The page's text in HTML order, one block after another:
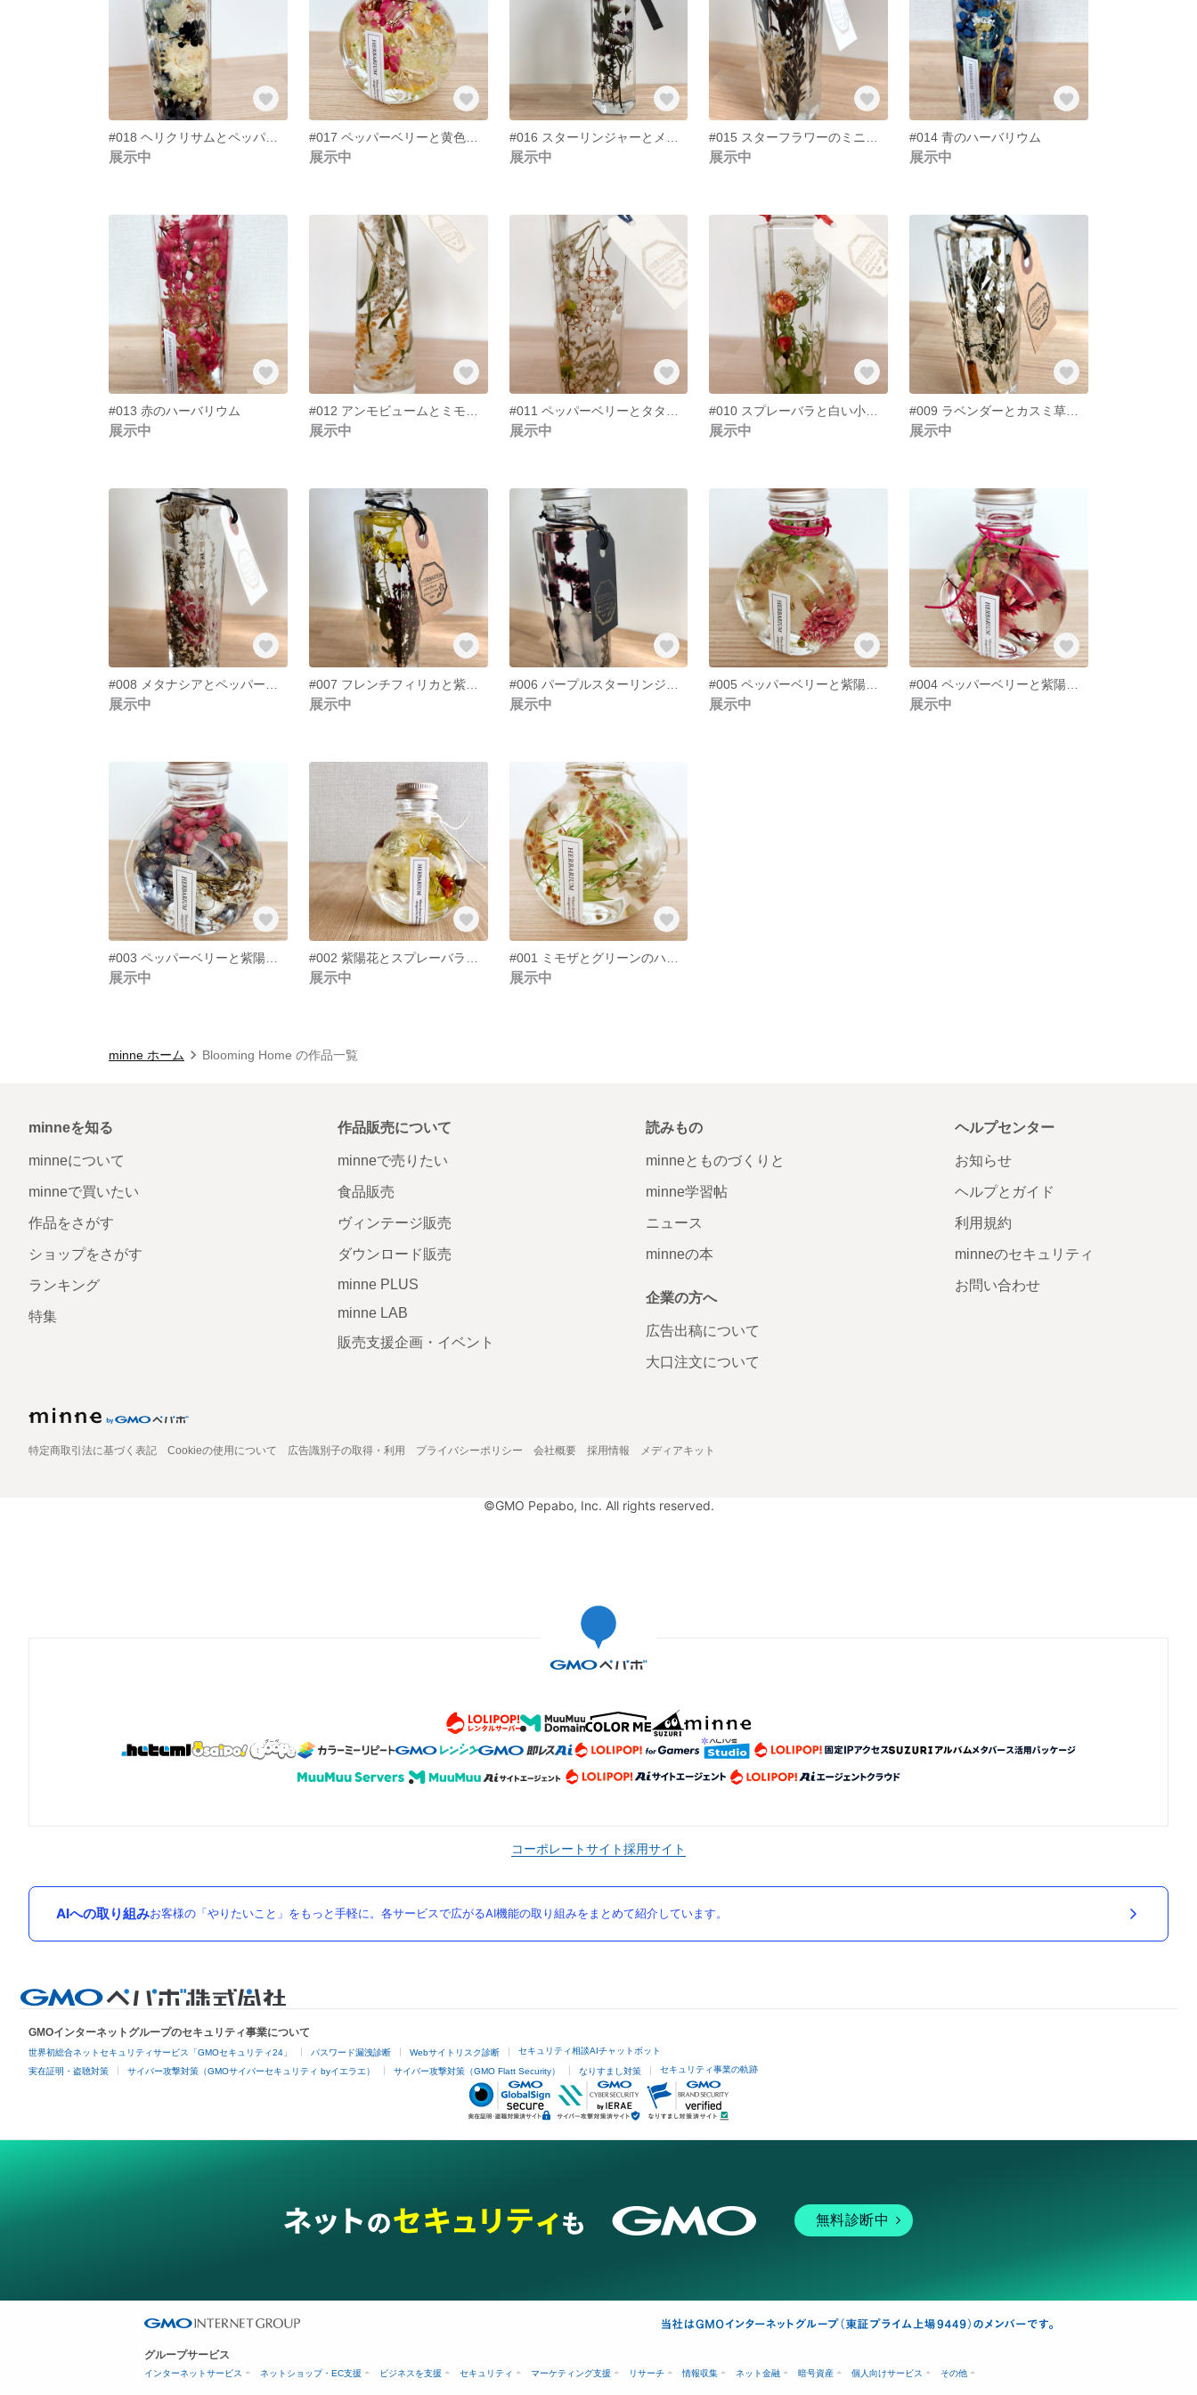
展示中
#017 ペッパーベリーと黄色い小花のハーバリウム
展示中 展示中 展示中
#014 青のハーバリウム
展示中
#013 赤のハーバリウム
展示中 展示中 展示中 展示中 展示中
展示中
#007 フレンチフィリカと紫陽花のハーバリウム
展示中 展示中 展示中 展示中
展示中 展示中 展示中
minne ホーム Blooming Home の作品一覧
minneを知る
minneについて
minneで買いたい
作品をさがす
ショップをさがす
ランキング
特集
作品販売について
minneで売りたい
食品販売
ヴィンテージ販売
ダウンロード販売
minne PLUS
minne LAB
販売支援企画・イベント
読みもの
minneとものづくりと
minne学習帖
ニュース
minneの本
企業の方へ
広告出稿について
大口注文について
ヘルプセンター
お知らせ
ヘルプとガイド
利用規約
minneのセキュリティ
お問い合わせ
特定商取引法に基づく表記 Cookieの使用について 広告識別子の取得・利用 プライバシーポリシー 会社概要 採用情報 メディアキット
©GMO Pepabo, Inc. All rights reserved.
コーポレートサイト採用サイト
AIへの取り組みお客様の「やりたいこと」をもっと手軽に。各サービスで広がるAI機能の取り組みをまとめて紹介しています。
GMOインターネットグループのセキュリティ事業について
世界初総合ネットセキュリティサービス「GMOセキュリティ24」 パスワード漏洩診断 Webサイトリスク診断 セキュリティ相談AIチャットボット
実在証明・盗聴対策 サイバー攻撃対策（GMOサイバーセキュリティ byイエラエ） サイバー攻撃対策（GMO Flatt Security） なりすまし対策 セキュリティ事業の軌跡
無料診断中
グループサービス
インターネットサービス ネットショップ・EC支援 ビジネスを支援 セキュリティ マーケティング支援 リサーチ 情報収集 ネット金融 暗号資産 個人向けサービス その他